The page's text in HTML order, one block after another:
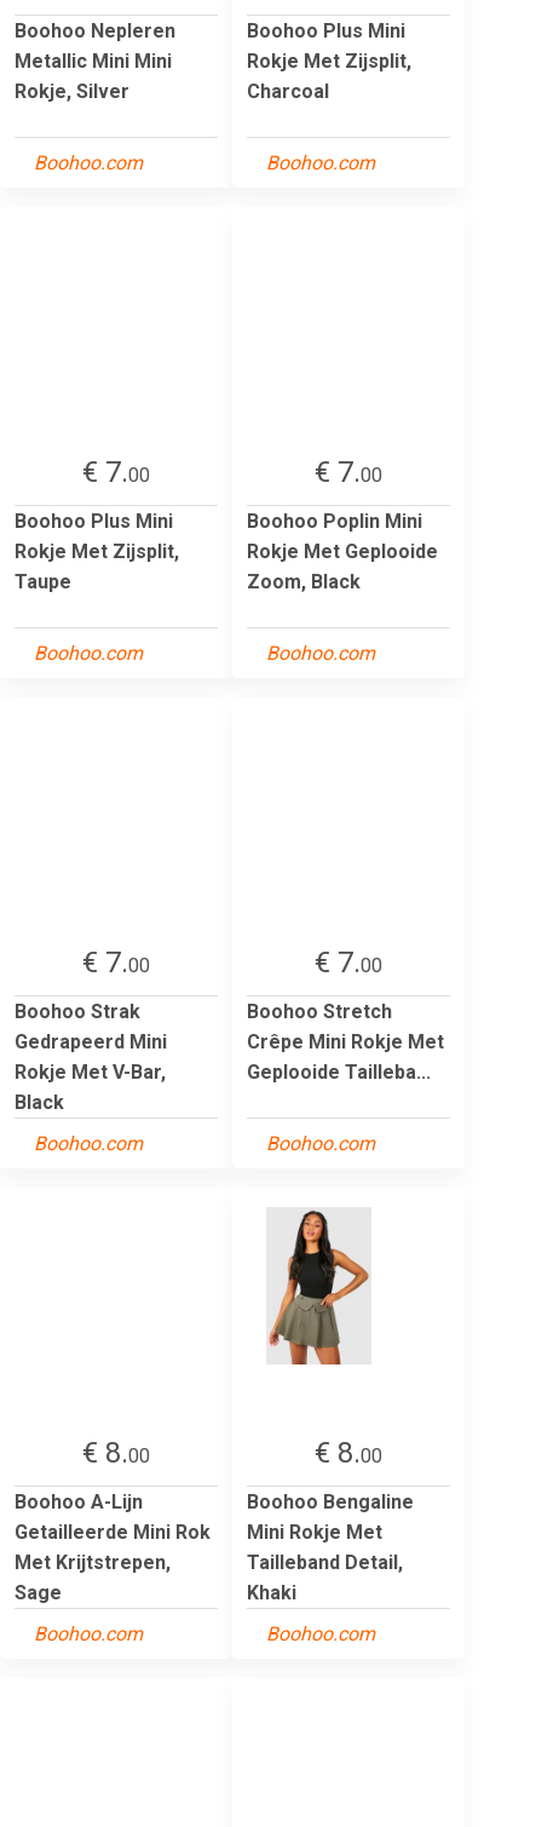
Boohoo Nepleren
Metallic Mini Mini
Rokje, Silver
Boohoo.com
Boohoo Plus Mini
Rokje Met Zijsplit,
Charcoal
Boohoo.com
€ 7.00
Boohoo Plus Mini
Rokje Met Zijsplit,
Taupe
Boohoo.com
€ 7.00
Boohoo Poplin Mini
Rokje Met Geplooide
Zoom, Black
Boohoo.com
€ 7.00
Boohoo Strak
Gedrapeerd Mini
Rokje Met V-Bar,
Black
Boohoo.com
€ 7.00
Boohoo Stretch
Crêpe Mini Rokje Met
Geplooide Tailleba...
Boohoo.com
€ 8.00
Boohoo A-Lijn
Getailleerde Mini Rok
Met Krijtstrepen,
Sage
Boohoo.com
€ 8.00
Boohoo Bengaline
Mini Rokje Met
Tailleband Detail,
Khaki
Boohoo.com